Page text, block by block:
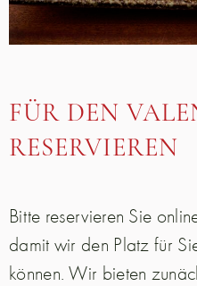
FÜR DEN
RESERVIEREN
Bitte reservieren Sie
damit wir den Platz für
können. Wir bieten